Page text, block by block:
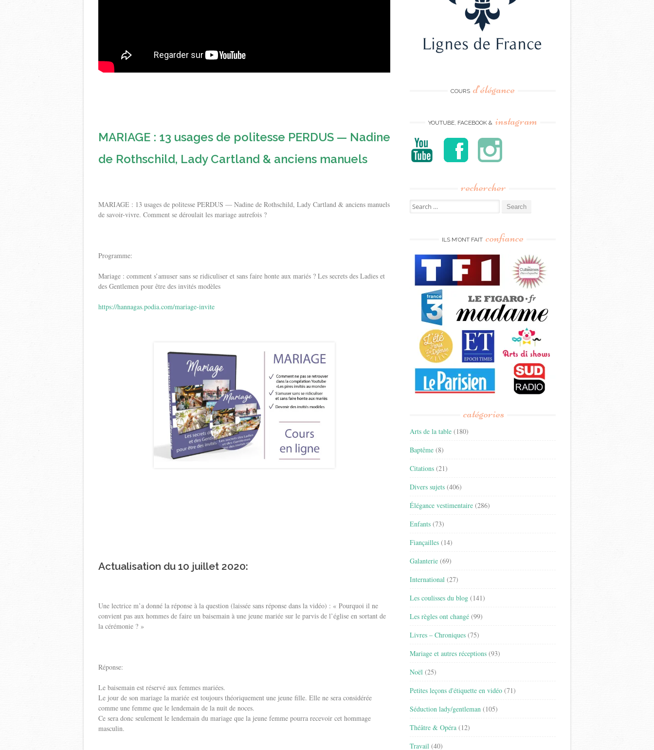
MARIAGE : 13 usages de politesse PERDUS — Nadine
de Rothschild, Lady Cartland & anciens manuels
MARIAGE : 13 usages de politesse PERDUS — Nadine de Rothschild, Lady Cartland & anciens manuels
de savoir-vivre. Comment se déroulait les mariage autrefois ?
Programme:
Mariage : comment s’amuser sans se ridiculiser et sans faire honte aux mariés ? Les secrets des Ladies et
des Gentlemen pour être des invités modèles
https://hannagas.podia.com/mariage-invite
Actualisation du 10 juillet 2020:
Une lectrice m’a donné la réponse à la question (laissée sans réponse dans la vidéo) : « Pourquoi il ne
convient pas aux hommes de faire un baisemain à une jeune mariée sur le parvis de l’église en sortant de
la cérémonie ? »
Réponse:
Le baisemain est réservé aux femmes mariées.
Le jour de son mariage la mariée est toujours théoriquement une jeune fille. Elle ne sera considérée
comme une femme que le lendemain de la nuit de noces.
Ce sera donc seulement le lendemain du mariage que la jeune femme pourra recevoir cet hommage
masculin.
COURS d’élégance
YOUTUBE, FACEBOOK & instagram
rechercher
Search
for:
ILS M’ONT FAIT confiance
catégories
Arts de la table (180)
Baptême (8)
Citations (21)
Divers sujets (406)
Élégance vestimentaire (286)
Enfants (73)
Fiançailles (14)
Galanterie (69)
International (27)
Les coulisses du blog (141)
Les règles ont changé (99)
Livres – Chroniques (75)
Mariage et autres réceptions (93)
Noël (25)
Petites leçons d'étiquette en vidéo (71)
Séduction lady/gentleman (105)
Théâtre & Opéra (12)
Travail (40)